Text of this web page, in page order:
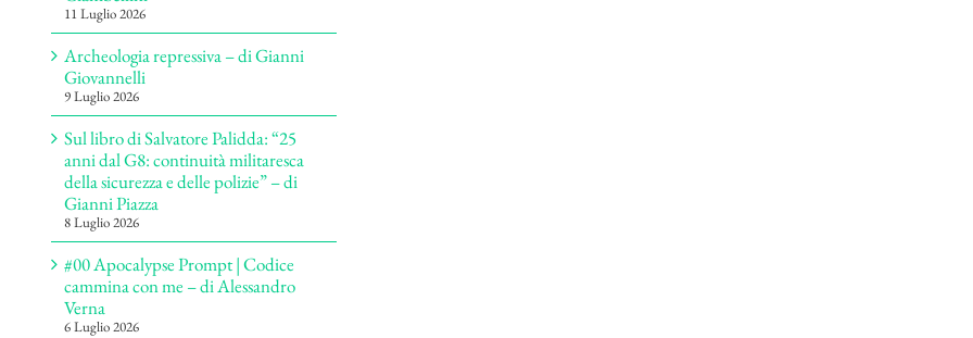
11 Luglio 2026
Archeologia repressiva – di Gianni
Giovannelli
9 Luglio 2026
Sul libro di Salvatore Palidda: “25
anni dal G8: continuità militaresca
della sicurezza e delle polizie” – di
Gianni Piazza
8 Luglio 2026
#00 Apocalypse Prompt | Codice
cammina con me – di Alessandro
Verna
6 Luglio 2026